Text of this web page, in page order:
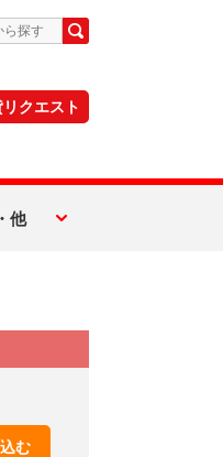
クエスト
他
む